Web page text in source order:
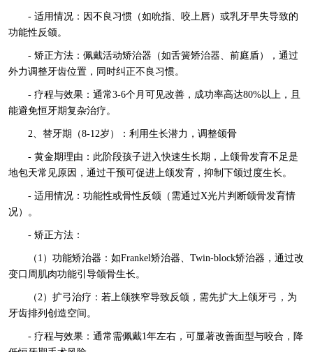
- 适用情况：因不良习惯（如吮指、咬上唇）或乳牙早失导致的
功能性反颌。
- 矫正方法：佩戴活动矫治器（如舌簧矫治器、前庭盾），通过
外力调整牙齿位置，同时纠正不良习惯。
- 疗程与效果：通常3-6个月可见改善，成功率高达80%以上，且
能避免恒牙期复杂治疗。
2、替牙期（8-12岁）：利用生长潜力，调整颌骨
- 黄金期理由：此阶段孩子进入快速生长期，上颌骨发育不足是
地包天常见原因，通过干预可促进上颌发育，抑制下颌过度生长。
- 适用情况：功能性或骨性反颌（需通过X光片判断颌骨发育情
况）。
- 矫正方法：
（1）功能矫治器：如Frankel矫治器、Twin-block矫治器，通过改
变口周肌肉功能引导颌骨生长。
（2）扩弓治疗：若上颌狭窄导致反颌，需先扩大上颌牙弓，为
牙齿排列创造空间。
- 疗程与效果：通常需佩戴1年左右，可显著改善面型与咬合，降